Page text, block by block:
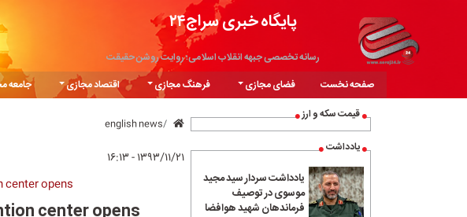
پایگاه خبری سراج۲۴
رسانه تخصصی جبهه انقلاب اسلامی؛ روایت روشن حقیقت
صفحه نخست فضای مجازی فرهنگ مجازی اقتصاد مجازی جامعه
قیمت سکه و ارز
یادداشت
یادداشت سردار سید مجید
موسوی در توصیف
فرماندهان شهید هوافضا
english news
۱۳۹۳/۱۱/۲۱ - ۱۶:۱۳
center opens
center opens